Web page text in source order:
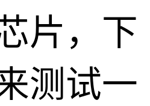
片，下
测试一